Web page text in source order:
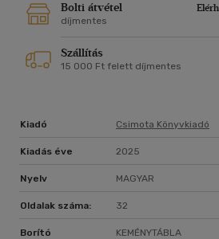
Bolti átvétel
díjmentes
Szállítás
15 000 Ft felett díjmentes
Kiadó Csimota Könyvkiadó
Kiadás éve 2025
Nyelv MAGYAR
Oldalak száma: 32
Borító KEMÉNYTÁBLA